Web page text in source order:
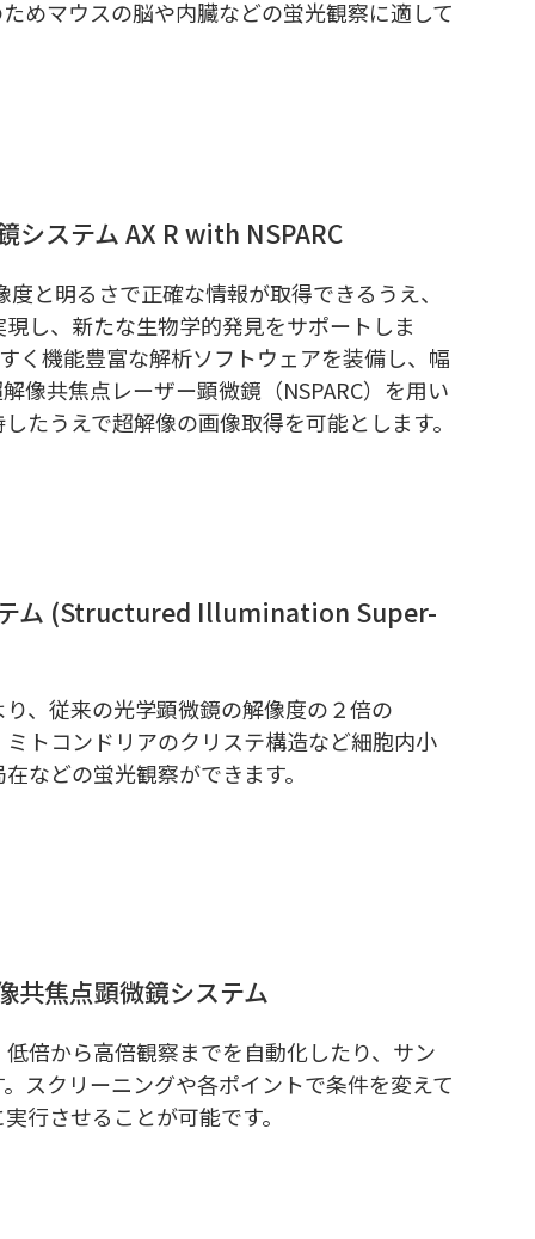
めマウスの脳や内臓などの蛍光観察に適して
ステム AX R with NSPARC
と明るさで正確な情報が取得できるうえ、
し、新たな生物学的発見をサポートしま
く機能豊富な解析ソフトウェアを装備し、幅
像共焦点レーザー顕微鏡（NSPARC）を用い
たうえで超解像の画像取得を可能とします。
ム (Structured Illumination Super-
、従来の光学顕微鏡の解像度の２倍の
トコンドリアのクリステ構造など細胞内小
などの蛍光観察ができます。
共焦点顕微鏡システム
倍から高倍観察までを自動化したり、サン
スクリーニングや各ポイントで条件を変えて
行させることが可能です。